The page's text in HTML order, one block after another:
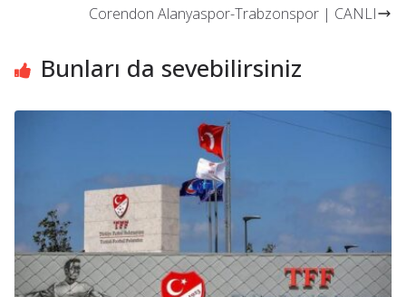
Corendon Alanyaspor-Trabzonspor | CANLI
Bunları da sevebilirsiniz